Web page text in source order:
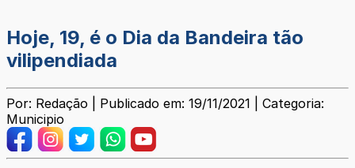
Hoje, 19, é o Dia da Bandeira tão
vilipendiada
Por: Redação | Publicado em: 19/11/2021 | Categoria:
Municipio